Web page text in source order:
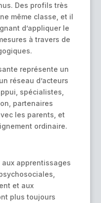
Des profils très
même classe, et il
d’appliquer le
à travers de
représente un
réseau d’acteurs
spécialistes,
partenaires
les parents, et
ordinaire.
apprentissages
et aux
plus toujours